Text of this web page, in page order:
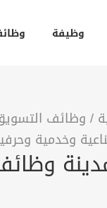
وظيفة
/ وظائف
وخدمية